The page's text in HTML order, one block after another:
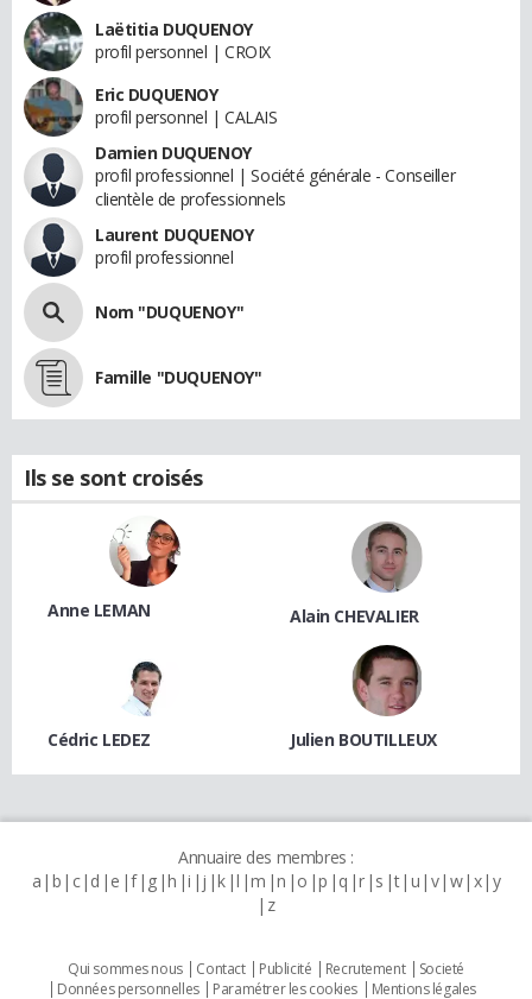
Laëtitia DUQUENOY
profil personnel | CROIX
Eric DUQUENOY
profil personnel | CALAIS
Damien DUQUENOY
profil professionnel | Société générale - Conseiller
clientèle de professionnels
Laurent DUQUENOY
profil professionnel
Nom "DUQUENOY"
Famille "DUQUENOY"
Ils se sont croisés
Anne LEMAN Alain CHEVALIER
Cédric LEDEZ Julien BOUTILLEUX
Annuaire des membres :
a b c d e f g h i j k l m n o p q r s t u v w x y
z
Qui sommes nous Contact Publicité Recrutement
Societé
Données personnelles
Paramétrer les cookies Mentions légales